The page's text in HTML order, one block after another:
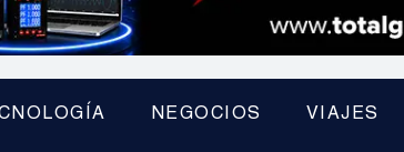
NEGOCIOS VIAJES